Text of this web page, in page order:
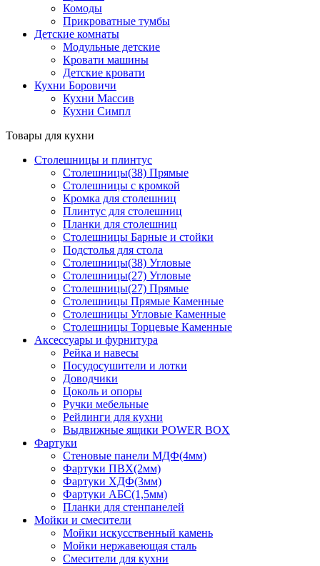
Комоды
Прикроватные тумбы
Детские комнаты
Модульные детские
Кровати машины
Детские кровати
Кухни Боровичи
Кухни Массив
Кухни Симпл
Товары для кухни
Столешницы и плинтус
Столешницы(38) Прямые
Столешницы с кромкой
Кромка для столешниц
Плинтус для столешниц
Планки для столешниц
Столешницы Барные и стойки
Подстолья для стола
Столешницы(38) Угловые
Столешницы(27) Угловые
Столешницы(27) Прямые
Столешницы Прямые Каменные
Столешницы Угловые Каменные
Столешницы Торцевые Каменные
Аксессуары и фурнитура
Рейка и навесы
Посудосушители и лотки
Доводчики
Цоколь и опоры
Ручки мебельные
Рейлинги для кухни
Выдвижные ящики POWER BOX
Фартуки
Стеновые панели МДФ(4мм)
Фартуки ПВХ(2мм)
Фартуки ХДФ(3мм)
Фартуки АБС(1,5мм)
Планки для стенпанелей
Мойки и смесители
Мойки искусственный камень
Мойки нержавеющая сталь
Смесители для кухни